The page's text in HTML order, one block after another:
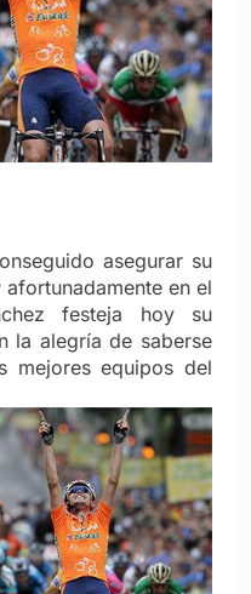
asegurar su
en el
festeja hoy su
la alegría de saberse
mejores equipos del